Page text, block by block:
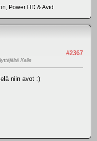
Power HD & Avid
#2367
Kalle
niin avot :)